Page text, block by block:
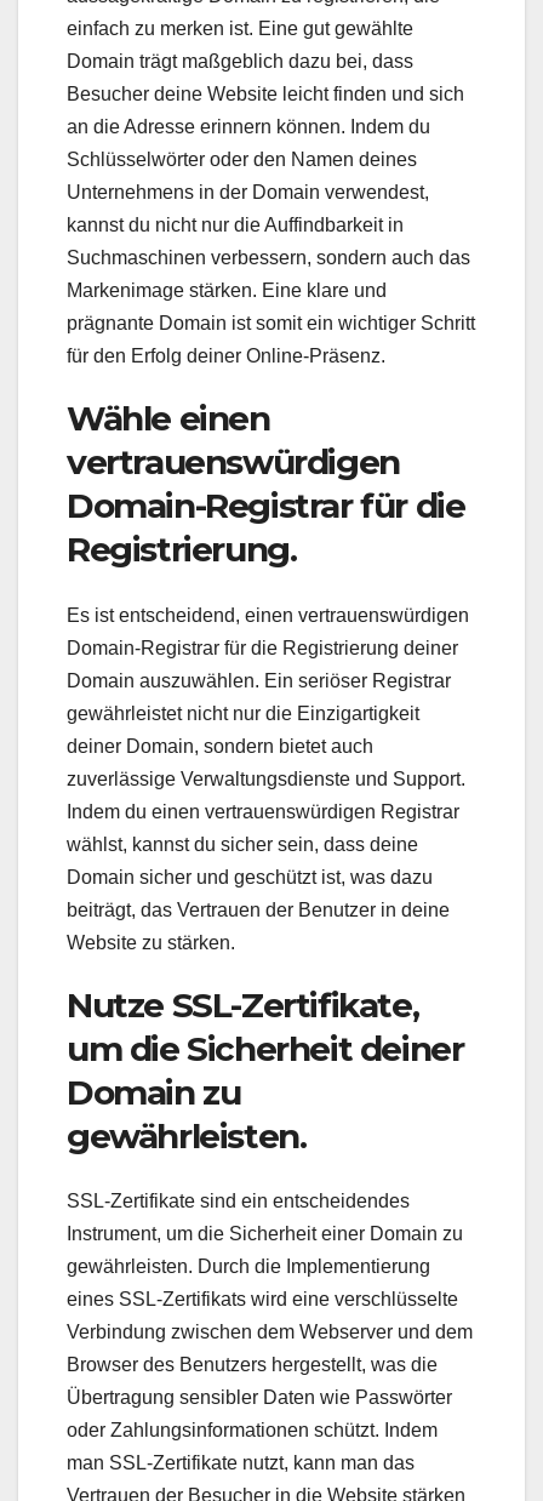
einfach zu merken ist. Eine gut gewählte
Domain trägt maßgeblich dazu bei, dass
Besucher deine Website leicht finden und sich
an die Adresse erinnern können. Indem du
Schlüsselwörter oder den Namen deines
Unternehmens in der Domain verwendest,
kannst du nicht nur die Auffindbarkeit in
Suchmaschinen verbessern, sondern auch das
Markenimage stärken. Eine klare und
prägnante Domain ist somit ein wichtiger Schritt
für den Erfolg deiner Online-Präsenz.
Wähle einen
vertrauenswürdigen
Domain-Registrar für die
Registrierung.
Es ist entscheidend, einen vertrauenswürdigen
Domain-Registrar für die Registrierung deiner
Domain auszuwählen. Ein seriöser Registrar
gewährleistet nicht nur die Einzigartigkeit
deiner Domain, sondern bietet auch
zuverlässige Verwaltungsdienste und Support.
Indem du einen vertrauenswürdigen Registrar
wählst, kannst du sicher sein, dass deine
Domain sicher und geschützt ist, was dazu
beiträgt, das Vertrauen der Benutzer in deine
Website zu stärken.
Nutze SSL-Zertifikate,
um die Sicherheit deiner
Domain zu
gewährleisten.
SSL-Zertifikate sind ein entscheidendes
Instrument, um die Sicherheit einer Domain zu
gewährleisten. Durch die Implementierung
eines SSL-Zertifikats wird eine verschlüsselte
Verbindung zwischen dem Webserver und dem
Browser des Benutzers hergestellt, was die
Übertragung sensibler Daten wie Passwörter
oder Zahlungsinformationen schützt. Indem
man SSL-Zertifikate nutzt, kann man das
Vertrauen der Besucher in die Website stärken